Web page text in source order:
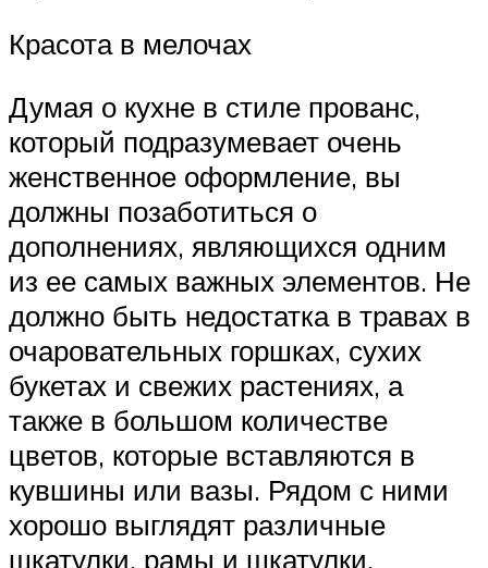
Красота в мелочах
Думая о кухне в стиле прованс,
который подразумевает очень
женственное оформление, вы
должны позаботиться о
дополнениях, являющихся одним
из ее самых важных элементов. Не
должно быть недостатка в травах в
очаровательных горшках, сухих
букетах и свежих растениях, а
также в большом количестве
цветов, которые вставляются в
кувшины или вазы. Рядом с ними
хорошо выглядят различные
шкатулки, рамы и шкатулки,